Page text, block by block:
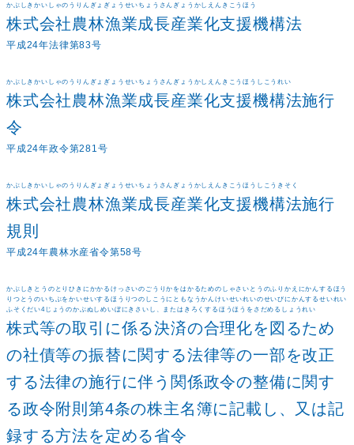
かぶしきかいしゃのうりんぎょぎょうせいちょうさんぎょうかしえんきこうほう
株式会社農林漁業成長産業化支援機構法
平成24年法律第83号
かぶしきかいしゃのうりんぎょぎょうせいちょうさんぎょうかしえんきこうほうしこうれい
株式会社農林漁業成長産業化支援機構法施行
令
平成24年政令第281号
かぶしきかいしゃのうりんぎょぎょうせいちょうさんぎょうかしえんきこうほうしこうきそく
株式会社農林漁業成長産業化支援機構法施行
規則
平成24年農林水産省令第58号
かぶしきとうのとりひきにかかるけっさいのごうりかをはかるためのしゃさいとうのふりかえにかんするほう
りつとうのいちぶをかいせいするほうりつのしこうにともなうかんけいせいれいのせいびにかんするせいれい
ふそくだい4じょうのかぶぬしめいぼにきさいし、またはきろくするほうほうをさだめるしょうれい
株式等の取引に係る決済の合理化を図るため
の社債等の振替に関する法律等の一部を改正
する法律の施行に伴う関係政令の整備に関す
る政令附則第4条の株主名簿に記載し、又は記
録する方法を定める省令